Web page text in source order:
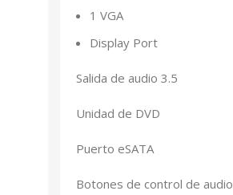
1 VGA
Display Port
Salida de audio 3.5
Unidad de DVD
Puerto eSATA
Botones de control de audio